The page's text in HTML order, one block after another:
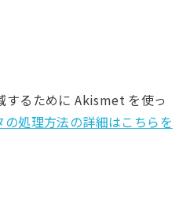
するために Akismet を使っ
の処理方法の詳細はこちらを